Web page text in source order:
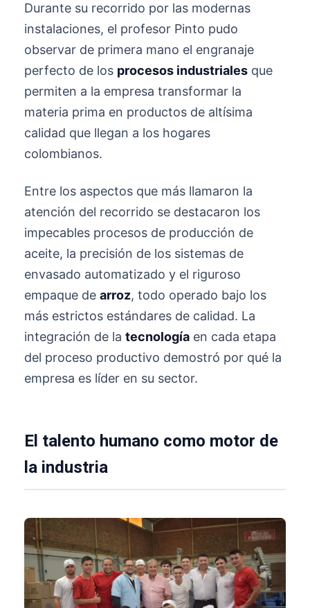
Durante su recorrido por las modernas
instalaciones, el profesor Pinto pudo
observar de primera mano el engranaje
perfecto de los procesos industriales que
permiten a la empresa transformar la
materia prima en productos de altísima
calidad que llegan a los hogares
colombianos.
Entre los aspectos que más llamaron la
atención del recorrido se destacaron los
impecables procesos de producción de
aceite, la precisión de los sistemas de
envasado automatizado y el riguroso
empaque de arroz, todo operado bajo los
más estrictos estándares de calidad. La
integración de la tecnología en cada etapa
del proceso productivo demostró por qué la
empresa es líder en su sector.
El talento humano como motor de
la industria